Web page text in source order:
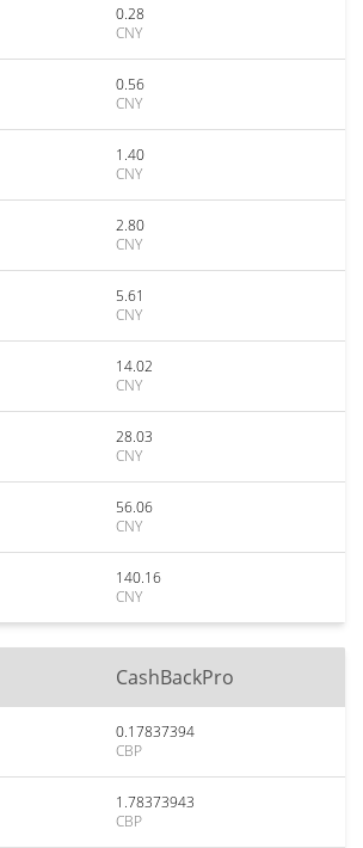
0.28
CNY
0.56
CNY
1.40
CNY
2.80
CNY
5.61
CNY
14.02
CNY
28.03
CNY
56.06
CNY
140.16
CNY
CashBackPro
0.17837394
CBP
1.78373943
CBP